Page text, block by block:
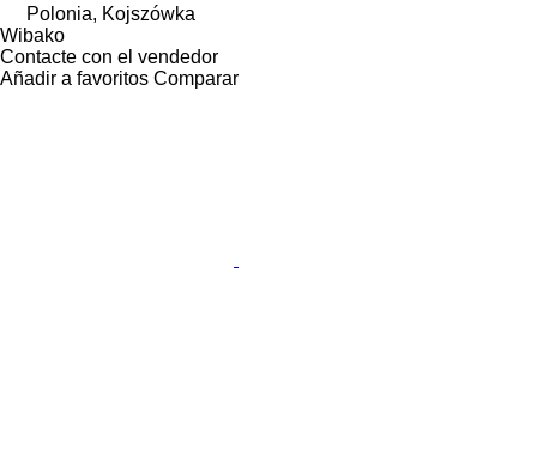
Polonia, Kojszówka
Wibako
Contacte con el vendedor
Añadir a favoritos Comparar